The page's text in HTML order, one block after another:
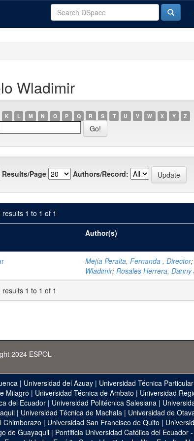
Wladimir
K L M N O P Q R S T U V W X Y Z
Results/Page Authors/Record:
results 1 to 1 of 1
Author(s)
Mejía Peralta, Fernanda , Director;
Wladimir; Rosales Herrera, Danny
results 1 to 1 of 1
2024 ESPOL
| Universidad del Azuay | Universidad Técnica
Milagro | Universidad Técnica de Ambato | Universidad
del Ecuador| Universidad Politécnica Salesiana|
| Universidad Técnica de Machala | Universidad de
Chimborazo | Universidad San Francisco de Quito |
de Guayaquil | Pontificia Universidad Católica del Ecuador